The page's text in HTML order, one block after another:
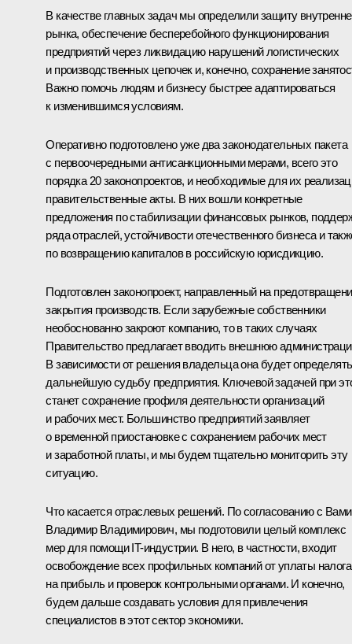
В качестве главных задач мы определили защиту
рынка, обеспечение бесперебойного функционирования
предприятий через ликвидацию нарушений логистических
и производственных цепочек и, конечно, сохранение
Важно помочь людям и бизнесу быстрее адаптироваться
к изменившимся условиям.
Оперативно подготовлено уже два законодательных пакета
с первоочередными антисанкционными мерами, всего это
порядка 20 законопроектов, и необходимые для их
правительственные акты. В них вошли конкретные
предложения по стабилизации финансовых рынков,
ряда отраслей, устойчивости отечественного бизнеса и
по возвращению капиталов в российскую юрисдикцию.
Подготовлен законопроект, направленный на
закрытия производств. Если зарубежные собственники
необоснованно закроют компанию, то в таких случаях
Правительство предлагает вводить внешнюю
В зависимости от решения владельца она будет определять
дальнейшую судьбу предприятия. Ключевой задачей при
станет сохранение профиля деятельности организаций
и рабочих мест. Большинство предприятий заявляет
о временной приостановке с сохранением рабочих мест
и заработной платы, и мы будем тщательно мониторить эту
ситуацию.
Что касается отраслевых решений. По согласованию с
Владимир Владимирович, мы подготовили целый комплекс
мер для помощи IT-индустрии. В него, в частности, входит
освобождение всех профильных компаний от уплаты налога
на прибыль и проверок контрольными органами. И конечно,
будем дальше создавать условия для привлечения
специалистов в этот сектор экономики.